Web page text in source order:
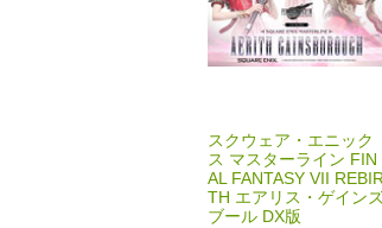
スクウェア・エニック
ス マスターライン FIN
AL FANTASY VII
TH エアリス・ゲイン
ブール DX版